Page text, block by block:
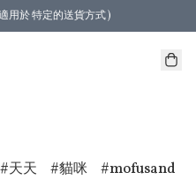
用於 特定的送貨方式 )
天天 貓咪
mofusand